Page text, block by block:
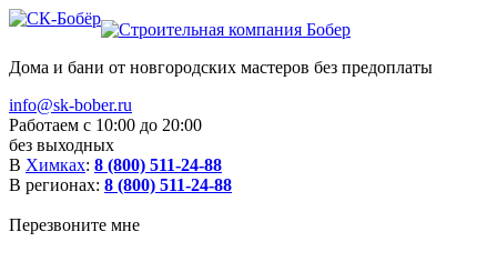
Дома и бани от новгородских мастеров без предоплаты
info@sk-bober.ru
Работаем с 10:00 до 20:00
без выходных
В Химках: 8 (800) 511-24-88
В регионах: 8 (800) 511-24-88
Перезвоните мне